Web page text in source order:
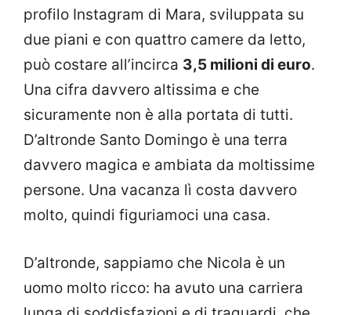
profilo Instagram di Mara, sviluppata su
due piani e con quattro camere da letto,
può costare all’incirca 3,5 milioni di euro.
Una cifra davvero altissima e che
sicuramente non è alla portata di tutti.
D’altronde Santo Domingo è una terra
davvero magica e ambiata da moltissime
persone. Una vacanza lì costa davvero
molto, quindi figuriamoci una casa.
D’altronde, sappiamo che Nicola è un
uomo molto ricco: ha avuto una carriera